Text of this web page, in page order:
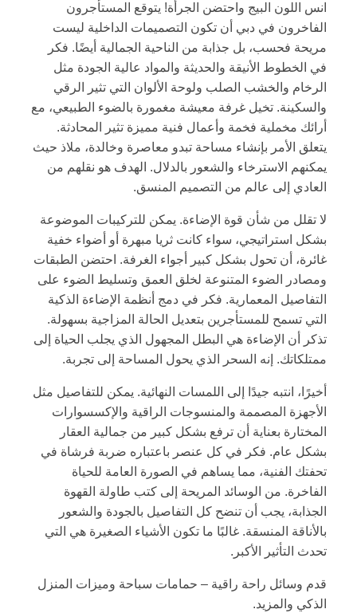
انس اللون البيج واحتضن الجرأة! يتوقع المستأجرون
الفاخرون في دبي أن تكون التصميمات الداخلية ليست
مريحة فحسب، بل جذابة من الناحية الجمالية أيضًا. فكر
في الخطوط الأنيقة والحديثة والمواد عالية الجودة مثل
الرخام والخشب الصلب ولوحة الألوان التي تثير الرقي
والسكينة. تخيل غرفة معيشة مغمورة بالضوء الطبيعي، مع
أرائك مخملية فخمة وأعمال فنية مميزة تثير المحادثة.
يتعلق الأمر بإنشاء مساحة تبدو معاصرة وخالدة، ملاذ حيث
يمكنهم الاسترخاء والشعور بالدلال. الهدف هو نقلهم من
العادي إلى عالم من التصميم المنسق.
لا تقلل من شأن قوة الإضاءة. يمكن للتركيبات الموضوعة
بشكل استراتيجي، سواء كانت ثريا مبهرة أو أضواء خفية
غائرة، أن تحول بشكل كبير أجواء الغرفة. احتضن الطبقات
ومصادر الضوء المتنوعة لخلق العمق وتسليط الضوء على
التفاصيل المعمارية. فكر في دمج أنظمة الإضاءة الذكية
التي تسمح للمستأجرين بتعديل الحالة المزاجية بسهولة.
تذكر أن الإضاءة هي البطل المجهول الذي يجلب الحياة إلى
ممتلكاتك. إنه السحر الذي يحول المساحة إلى تجربة.
أخيرًا، انتبه جيدًا إلى اللمسات النهائية. يمكن للتفاصيل مثل
الأجهزة المصممة والمنسوجات الراقية والإكسسوارات
المختارة بعناية أن ترفع بشكل كبير من جمالية العقار
بشكل عام. فكر في كل عنصر باعتباره ضربة فرشاة في
تحفتك الفنية، مما يساهم في الصورة العامة للحياة
الفاخرة. من الوسائد المريحة إلى كتب طاولة القهوة
الجذابة، يجب أن تنضح كل التفاصيل بالجودة والشعور
بالأناقة المنسقة. غالبًا ما تكون الأشياء الصغيرة هي التي
تحدث التأثير الأكبر.
قدم وسائل راحة راقية – حمامات سباحة وميزات المنزل
الذكي والمزيد.